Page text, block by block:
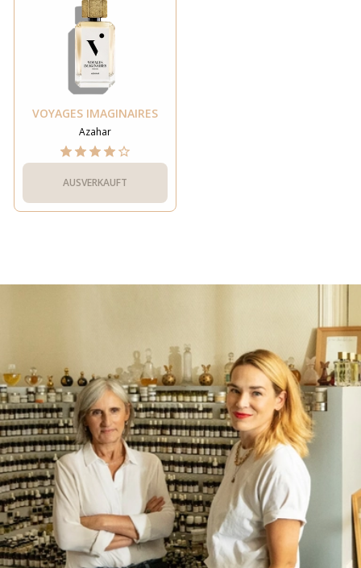
VOYAGES IMAGINAIRES
Azahar
AUSVERKAUFT